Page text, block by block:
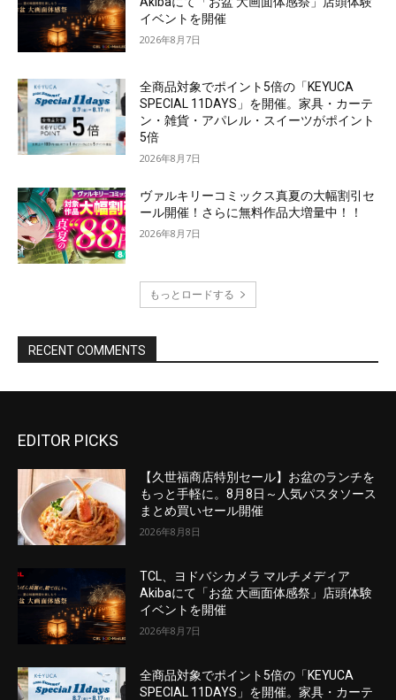
EDITOR PICKS
【久世福商店特別セール】お盆のランチを
もっと手軽に。8月8日～人気パスタソース
まとめ買いセール開催
2026年8月8日
TCL、ヨドバシカメラ マルチメディア
Akibaにて「お盆 大画面体感祭」店頭体験
イベントを開催
2026年8月7日
全商品対象でポイント5倍の「KEYUCA
SPECIAL 11DAYS」を開催。家具・カーテ